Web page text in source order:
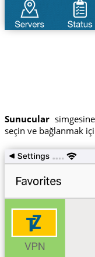
Sunucular
seçin ve bağlanmak